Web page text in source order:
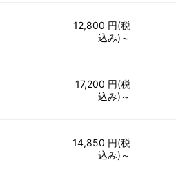
12,800 円(税
込み)～
17,200 円(税
込み)～
14,850 円(税
込み)～